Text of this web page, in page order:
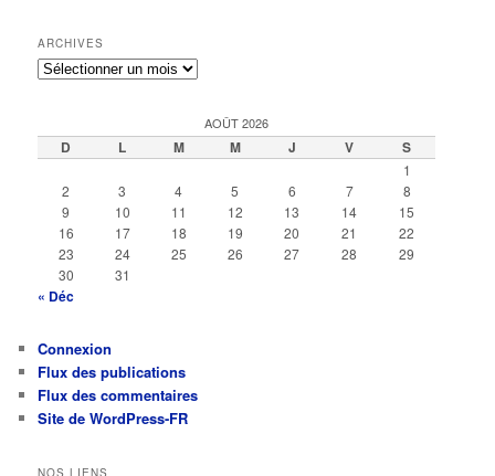
ARCHIVES
Archives
AOÛT 2026
D L M M J V S
1
2
3 4 5 6 7
8
9
10 11 12 13 14
15
16
17 18 19 20 21
22
23
24 25 26 27 28
29
30
31
« Déc
Connexion
Flux des publications
Flux des commentaires
Site de WordPress-FR
NOS LIENS